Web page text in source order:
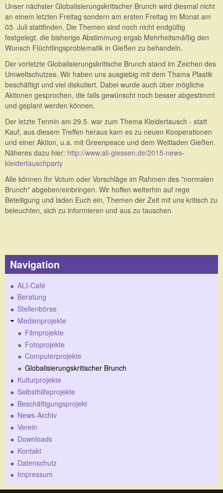
Unser nächster Globalisierungskritischer Brunch wird diesmal nicht
an einem letzten Freitag sondern am ersten Freitag im Monat am
03. Juli stattfinden. Die Themen sind noch nicht endgültig
festgelegt, die bisherige Abstimmung ergab Mehrheitsmäßig den
Wunsch Flüchtlingsproblematik in Gießen zu behandeln.
Der vorletzte Globalisierungskritische Brunch stand im Zeichen des
Umweltschutzes. Wir haben uns ausgiebig mit dem Thama Plastik
beschäftigt und viel diskutiert. Dabei wurde auch über mögliche
Aktionen gesprochen, die falls gewünscht noch besser abgestimmt
und geplant werden können.
Der letzte Termin am 29.5. war zum Thema Kleidertausch - statt
Kauf, aus diesem Treffen heraus kam es zu neuen Kooperationen
und einer Aktion, u.a. mit Greenpeace und dem Weltladen Gießen.
Näheres dazu hier: http://www.ali-giessen.de/2015-news-
kleidertauschparty
Alle können Ihr Votum oder Vorschläge im Rahmen des "normalen
Brunch" abgeben/einbringen. Wir hoffen weiterhin auf rege
Beteiligung und laden Euch ein, Themen der Zeit mit uns kritisch zu
beleuchten, sich zu informieren und aus zu tauschen.
Navigation
ALI-Café
Beratung
Stellenbörse
Medienprojekte
Filmprojekte
Fotoprojekte
Computerprojekte
Globalisierungskritischer Brunch
Kulturprojekte
Selbsthilfeprojekte
Beschäftigungsprojekt
News-Archiv
Verein
Downloads
Kontakt
Datenschutz
Impressum